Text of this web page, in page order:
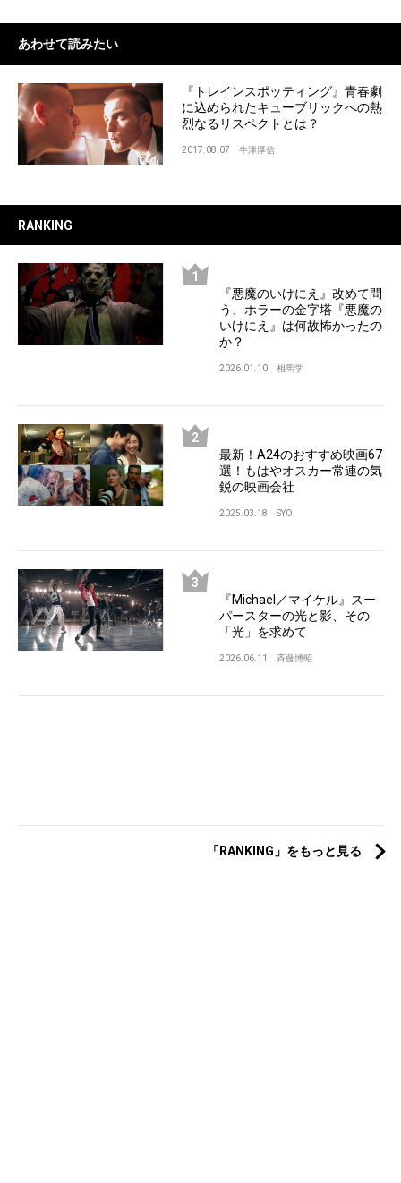
あわせて読みたい
『トレインスポッティング』青春劇
に込められたキューブリックへの熱
烈なるリスペクトとは？
2017.08.07 牛津厚信
RANKING
『悪魔のいけにえ』改めて問
う、ホラーの金字塔『悪魔の
いけにえ』は何故怖かったの
か？
2026.01.10 相馬学
最新！A24のおすすめ映画67
選！もはやオスカー常連の気
鋭の映画会社
2025.03.18 SYO
『Michael／マイケル』スー
パースターの光と影、その
「光」を求めて
2026.06.11 斉藤博昭
「RANKING」をもっと見る